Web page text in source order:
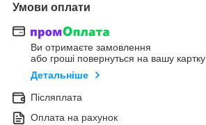
Умови оплати
Ви отримаєте замовлення
або гроші повернуться на вашу картку
Детальніше
Післяплата
Оплата на рахунок